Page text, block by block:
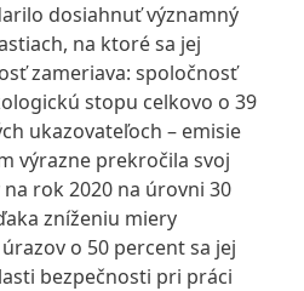
dosiahnuť významný
na ktoré sa jej
zameriava: spoločnosť
stopu celkovo o 39
ukazovateľoch – emisie
výrazne prekročila svoj
rok 2020 na úrovni 30
zníženiu miery
o 50 percent sa jej
bezpečnosti pri práci